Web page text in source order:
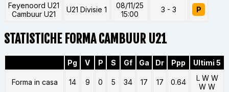
Feyenoord U21
Cambuur U21
U21 Divisie 1
08/11/25
15:00
3 - 3 P
STATISTICHE FORMA CAMBUUR U21
Pg V P S Gf Ga Dr Ppp Ultimi 5
Forma in casa 14 9 0 5 34 17 17 0.64
L W W
W W